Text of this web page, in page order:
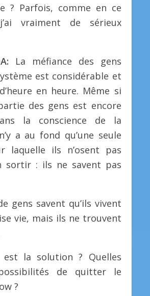
? Parfois, comme en ce
vraiment de sérieux
La méfiance des gens
est considérable et
en heure. Même si
des gens est encore
la conscience de la
a au fond qu’une seule
laquelle ils n’osent pas
sortir : ils ne savent pas
gens savent qu’ils vivent
vie, mais ils ne trouvent
est la solution ? Quelles
de quitter le
?